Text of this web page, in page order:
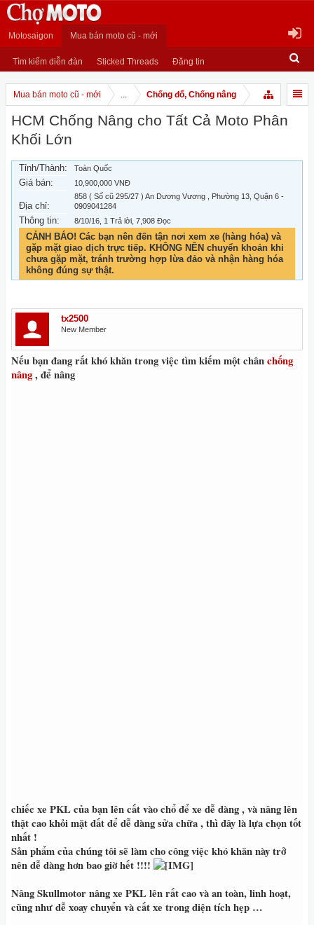
Motosaigon Mua bán moto cũ - mới
Tìm kiếm diễn đàn Sticked Threads Đăng tin
Mua bán moto cũ - mới ... Chống đổ, Chống nâng
HCM Chống Nâng cho Tất Cả Moto Phân
Khối Lớn
Tỉnh/Thành: Toàn Quốc
Giá bán: 10,900,000 VNĐ
Địa chỉ:
858 ( Số cũ 295/27 ) An Dương Vương , Phường 13, Quận 6 -
0909041284
Thông tin: 8/10/16 , 1 Trả lời, 7,908 Đọc
CẢNH BÁO! Các bạn nên đến tận nơi xem xe (hàng hóa) và
gặp mặt giao dịch trực tiếp. KHÔNG NÊN chuyển khoản khi
chưa gặp mặt, tránh trường hợp lừa đảo và nhận hàng hóa
không đúng sự thật.
tx2500
New Member
Nếu bạn đang rất khó khăn trong việc tìm kiếm mộtchânchống
nâng, đểnâng
chiếc xe PKL của bạn lêncất vào chổ để xe dễ dàng , và nâng lên
thật cao khỏi mặt đất để dễ dàng sửa chữa , thì đây là lựa chọn tốt
nhất !
Sản phẩm của chúng tôi sẽ làm cho công việc khó khăn này trở
nên dễ dàng hơn bao giờ hết !!!!
Nâng Skullmotor nâng xe PKL lên rất cao và an toàn, linh hoạt,
cũng như dễ xoay chuyển và cất xe trong diện tích hẹp …